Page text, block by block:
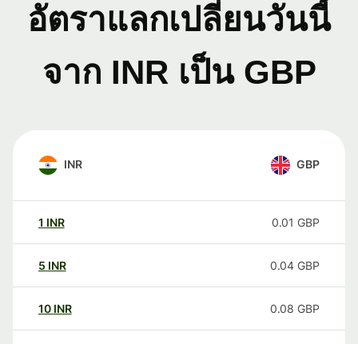
อัตราแลกเปลี่ยนวันนี้
จาก INR เป็น GBP
INR GBP
1 INR 0.01 GBP
5 INR 0.04 GBP
10 INR 0.08 GBP